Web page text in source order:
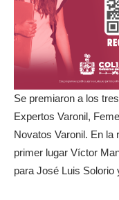
Se premiaron a los
Expertos Varonil,
Novatos Varonil. En la
primer lugar Víctor
para José Luis Solorio